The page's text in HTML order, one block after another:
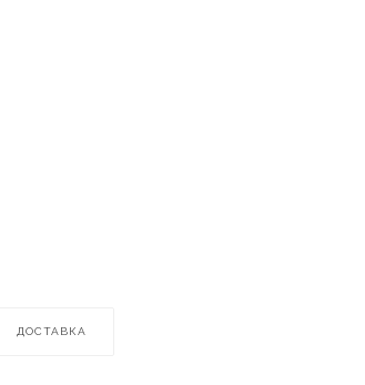
ДОСТАВКА